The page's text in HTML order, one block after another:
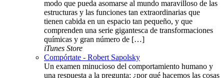
modo que pueda asomarse al mundo maravilloso de las
estructuras y las funciones tan extraordinarias que
tienen cabida en un espacio tan pequeño, y que
comprenden una serie gigantesca de transformaciones
químicas y gran número de […]
iTunes Store
Compórtate - Robert Sapolsky
Un examen minucioso del comportamiento humano y
una respuesta a la pregunta: ¿por qué hacemos las cosas